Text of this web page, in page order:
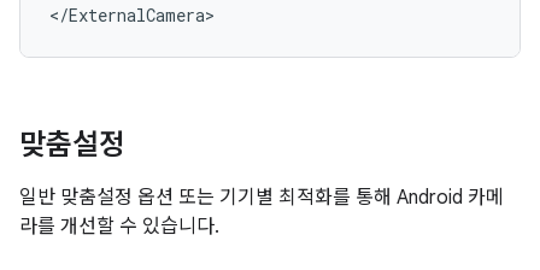
</ExternalCamera>
맞춤설정
일반 맞춤설정 옵션 또는 기기별 최적화를 통해 Android 카메
라를 개선할 수 있습니다.